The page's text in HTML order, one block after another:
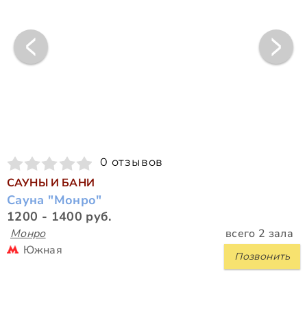
0 отзывов
САУНЫ И БАНИ
Сауна "Монро"
1200 - 1400 руб.
Монро всего 2 зала
Позвонить
Южная